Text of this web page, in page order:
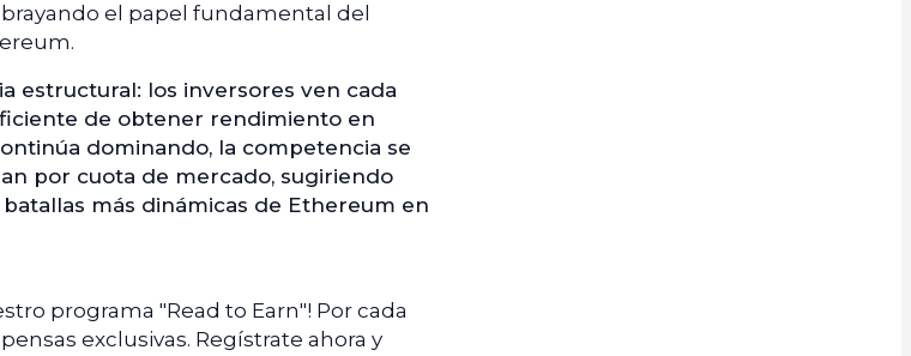
el papel fundamental del
estructural: los inversores ven cada
de obtener rendimiento en
dominando, la competencia se
por cuota de mercado, sugiriendo
más dinámicas de Ethereum en
programa "Read to Earn"! Por cada
exclusivas. Regístrate ahora y